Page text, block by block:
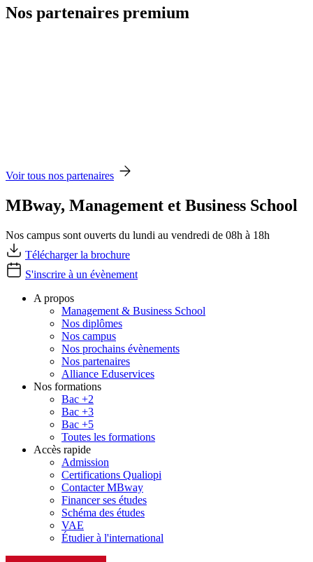
Nos partenaires premium
Voir tous nos partenaires
MBway, Management et Business School
Nos campus sont ouverts du lundi au vendredi de 08h à 18h
Télécharger la brochure
S'inscrire à un évènement
A propos
Management & Business School
Nos diplômes
Nos campus
Nos prochains évènements
Nos partenaires
Alliance Eduservices
Nos formations
Bac +2
Bac +3
Bac +5
Toutes les formations
Accès rapide
Admission
Certifications Qualiopi
Contacter MBway
Financer ses études
Schéma des études
VAE
Étudier à l'international